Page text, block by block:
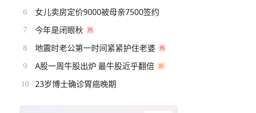
6 女儿卖房定价9000被母亲7500签约
7 今年是闭眼秋
8 地震时老公第一时间紧紧护住老婆
9 A股一周牛股出炉 最牛股近乎翻倍
10 23岁博士确诊胃癌晚期